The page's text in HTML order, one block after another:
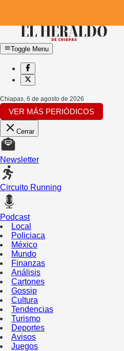
Toggle Menu
Chiapas, 6 de agosto de 2026
VER MÁS PERIÓDICOS
Cerrar
Newsletter
Circuito Running
Podcast
Local
Policiaca
México
Mundo
Finanzas
Análisis
Cartones
Gossip
Cultura
Tendencias
Turismo
Deportes
Avisos
Juegos